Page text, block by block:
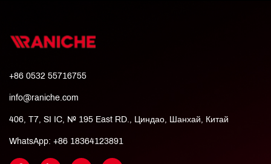
+86 0532 55716755
info@raniche.com
406, T7, SI IC, № 195 East RD., Циндао, Шанхай, Китай
WhatsApp: +86 18364123891